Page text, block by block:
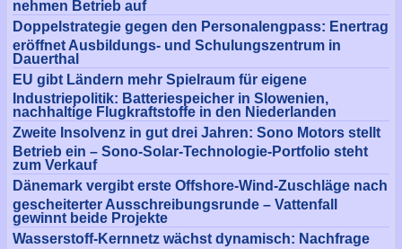
nehmen Betrieb auf
Doppelstrategie gegen den Personalengpass: Enertrag
eröffnet Ausbildungs- und Schulungszentrum in
Dauerthal
EU gibt Ländern mehr Spielraum für eigene
Industriepolitik: Batteriespeicher in Slowenien,
nachhaltige Flugkraftstoffe in den Niederlanden
Zweite Insolvenz in gut drei Jahren: Sono Motors stellt
Betrieb ein – Sono-Solar-Technologie-Portfolio steht
zum Verkauf
Dänemark vergibt erste Offshore-Wind-Zuschläge nach
gescheiterter Ausschreibungsrunde – Vattenfall
gewinnt beide Projekte
Wasserstoff-Kernnetz wächst dynamisch: Nachfrage